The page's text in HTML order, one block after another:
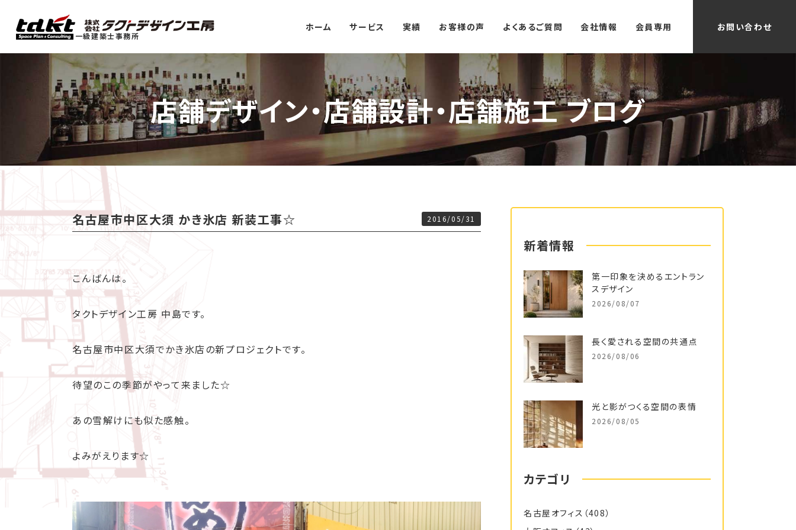
一級建築士事務所
ホーム サービス 実績 お客様の声 よくあるご質問 会社情報 会員専用 お問い合わせ
店舗デザイン・店舗設計・店舗施工 ブログ
名古屋市中区大須 かき氷店 新装工事☆ 2016/05/31
こんばんは。
タクトデザイン工房 中島です。
名古屋市中区大須でかき氷店の新プロジェクトです。
待望のこの季節がやって来ました☆
あの雪解けにも似た感触。
よみがえります☆
新着情報
第一印象を決めるエントラン
スデザイン
2026/08/07
長く愛される空間の共通点
2026/08/06
光と影がつくる空間の表情
2026/08/05
カテゴリ
名古屋オフィス （408）